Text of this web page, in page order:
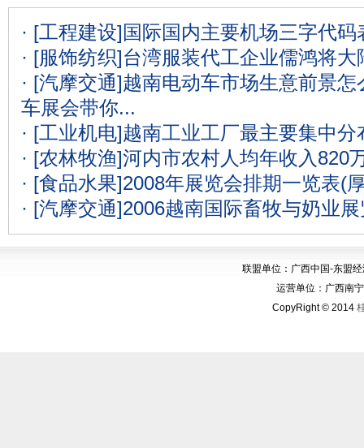
· [工程建设]国际国内主要机场三字代码
· [服饰纺织]台湾服装代工企业儒鸿将
· [汽摩交通]越南电动车市场生意前景
车展会带你...
· [工业机电]越南工业工厂最主要集中分
· [农林牧渔]河内市农村人均年收入820
· [食品水果]2008年展览会排期一览表(
· [汽摩交通]2006越南国际畜牧与奶业
联盟单位：广西中国-东盟
运营单位：广西南
CopyRight © 2014